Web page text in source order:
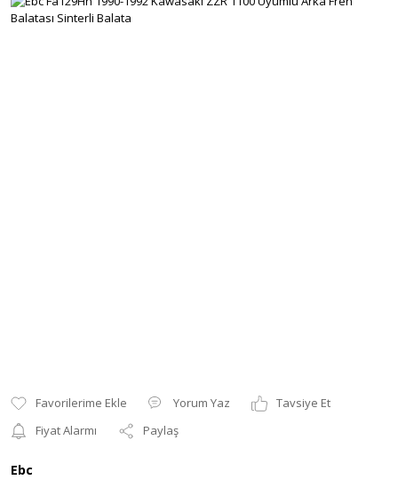
Yorum Yaz
Tavsiye Et
Fiyat Alarmı
Paylaş
Ebc